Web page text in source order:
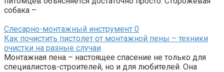
собака –
Слесарно-монтажный инструмент 0
Как почистить пистолет от монтажной пены – техники
очистки на разные случаи
Монтажная пена – настоящее спасение не только для
специалистов-строителей, но и для любителей. Она